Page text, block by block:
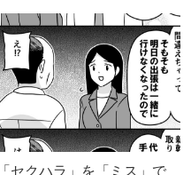
「セクハラ」を「ミス」で